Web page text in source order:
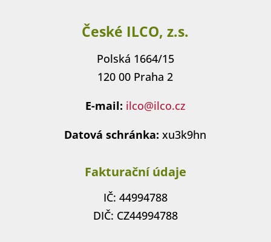
České ILCO, z.s.
Polská 1664/15
120 00 Praha 2
E-mail: ilco@ilco.cz
Datová schránka: xu3k9hn
Fakturační údaje
IČ: 44994788
DIČ: CZ44994788